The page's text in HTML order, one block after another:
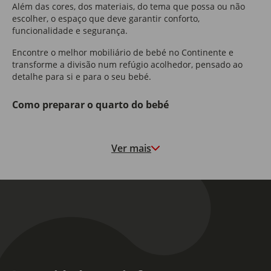
Além das cores, dos materiais, do tema que possa ou não
escolher, o espaço que deve garantir conforto,
funcionalidade e segurança.
Encontre o melhor mobiliário de bebé no Continente e
transforme a divisão num refúgio acolhedor, pensado ao
detalhe para si e para o seu bebé.
Como preparar o quarto do bebé
entre design e praticidade.
essenciais acompanham o crescimento da criança.
Ver mais